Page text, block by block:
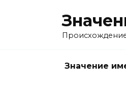
Значение